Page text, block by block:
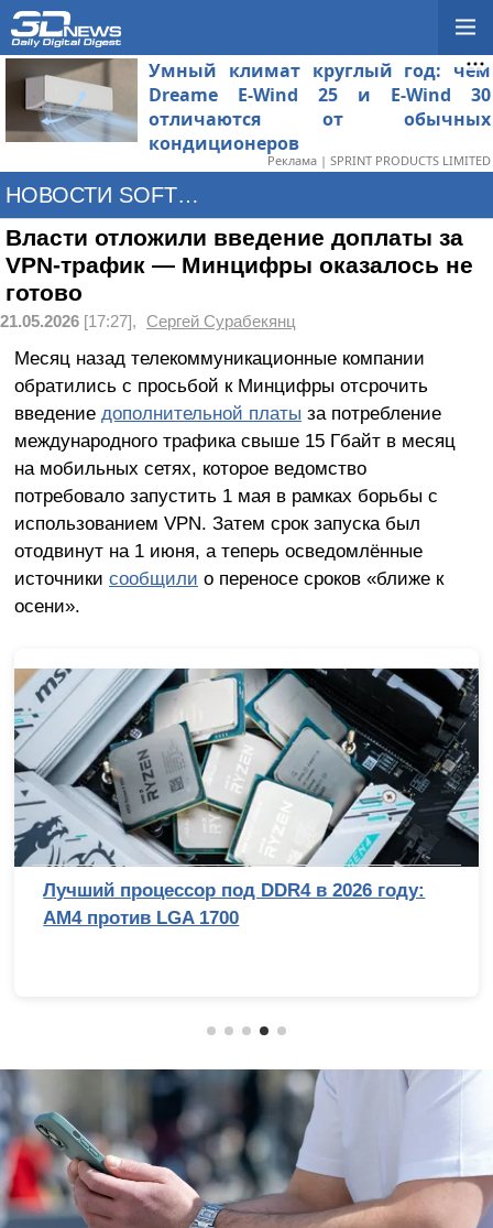
Умный климат круглый год: чем
Dreame E-Wind 25 и E-Wind 30
отличаются от обычных
кондиционеров
Реклама | SPRINT PRODUCTS LIMITED
НОВОСТИ SOFTWARE
Власти отложили введение доплаты за
VPN-трафик — Минцифры оказалось не
готово
21.05.2026 [17:27], Сергей Сурабекянц
Месяц назад телекоммуникационные компании
обратились с просьбой к Минцифры отсрочить
введение дополнительной платы за потребление
международного трафика свыше 15 Гбайт в месяц
на мобильных сетях, которое ведомство
потребовало запустить 1 мая в рамках борьбы с
использованием VPN. Затем срок запуска был
отодвинут на 1 июня, а теперь осведомлённые
источники сообщили о переносе сроков «ближе к
осени».
Лучший процессор под DDR4 в 2026 году:
AM4 против LGA 1700